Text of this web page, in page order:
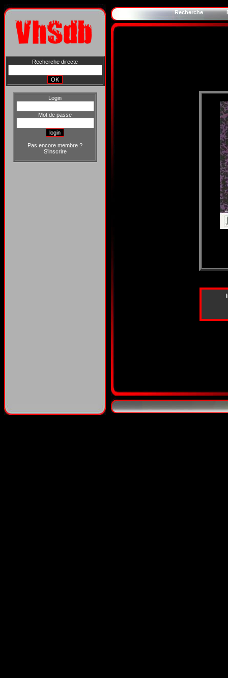
Recherche directe
Login
Mot de passe
Pas encore membre ?
S'inscrire
Recherche